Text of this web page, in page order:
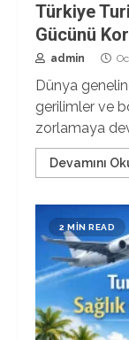
Türkiye
Gücünü
admin
Dünya
gerilimler ve
zorlamaya
Devamını
2 MIN READ